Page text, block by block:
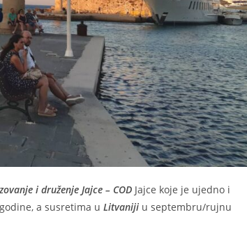
i druženje Jajce – COD Jajce koje je ujedno i
a susretima u Litvaniji u septembru/rujnu